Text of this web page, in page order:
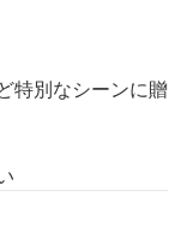
特別なシーンに贈